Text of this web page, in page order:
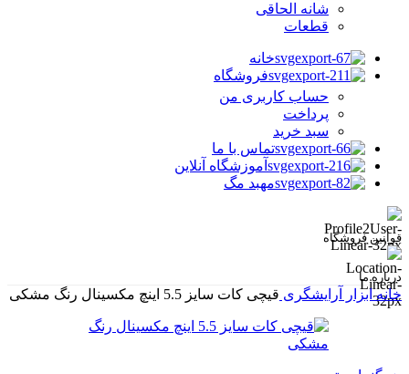
شانه الحاقی
قطعات
خانه
فروشگاه
حساب کاربری من
پرداخت
سبد خرید
تماس با ما
آموزشگاه آنلاین
مهبد مگ
قوانین فروشگاه
درباره ما
خانهابزار آرایشگری قیچی کات سایز 5.5 اینچ مکسینال رنگ مشکی